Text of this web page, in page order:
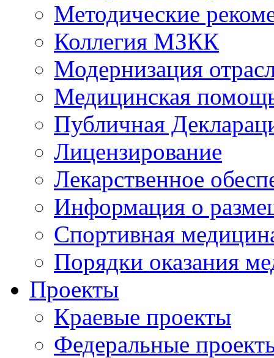
Методические
Коллегия МЗКК
Модернизация
Медицинская
Публичная
Лицензирование
Лекарственное
Информация о
Спортивная
Порядки оказания
Проекты
Краевые проекты
Федеральные